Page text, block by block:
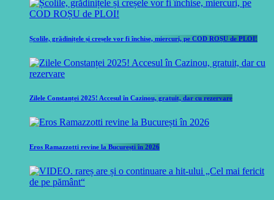
Școlile, grădinițele și creșele vor fi închise, miercuri, pe COD ROȘU de PLOI!
Zilele Constanței 2025! Accesul în Cazinou, gratuit, dar cu rezervare
Eros Ramazzotti revine la București în 2026